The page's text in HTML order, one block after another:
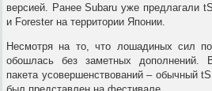
версией. Ранее Subaru уже предлагали
и Forester на территории Японии.
Несмотря на то, что лошадиных сил
обошлась без заметных дополнений.
пакета усовершенствований – обычный